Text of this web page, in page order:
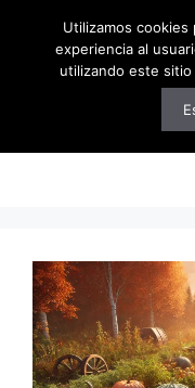
contenido
Utilizamos cookies
experiencia al
utilizando este